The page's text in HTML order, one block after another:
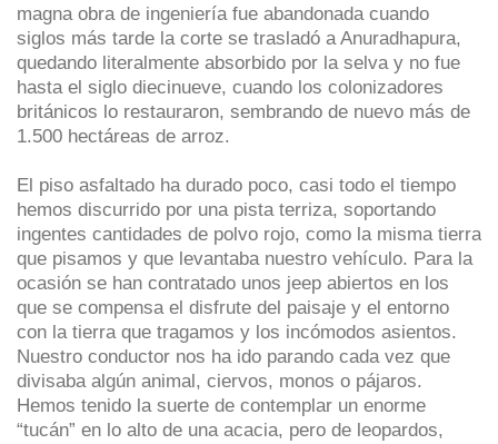
magna obra de ingeniería fue abandonada cuando
siglos más tarde la corte se trasladó a Anuradhapura,
quedando literalmente absorbido por la selva y no fue
hasta el siglo diecinueve, cuando los colonizadores
británicos lo restauraron, sembrando de nuevo más de
1.500 hectáreas de arroz.
El piso asfaltado ha durado poco, casi todo el tiempo
hemos discurrido por una pista terriza, soportando
ingentes cantidades de polvo rojo, como la misma tierra
que pisamos y que levantaba nuestro vehículo. Para la
ocasión se han contratado unos jeep abiertos en los
que se compensa el disfrute del paisaje y el entorno
con la tierra que tragamos y los incómodos asientos.
Nuestro conductor nos ha ido parando cada vez que
divisaba algún animal, ciervos, monos o pájaros.
Hemos tenido la suerte de contemplar un enorme
“tucán” en lo alto de una acacia, pero de leopardos,